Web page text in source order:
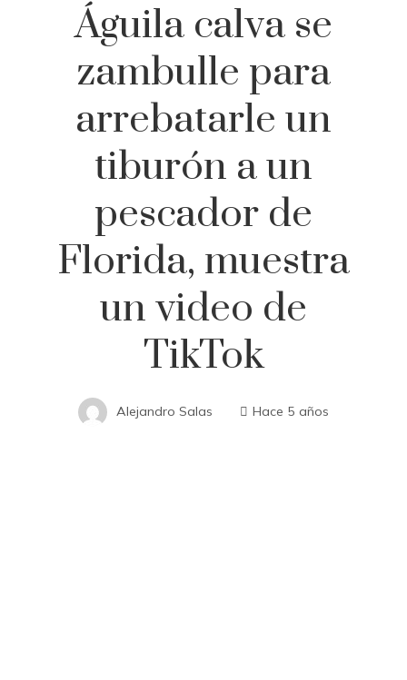
Águila calva se
zambulle para
arrebatarle un
tiburón a un
pescador de
Florida, muestra
un video de
TikTok
Alejandro Salas Hace 5 años